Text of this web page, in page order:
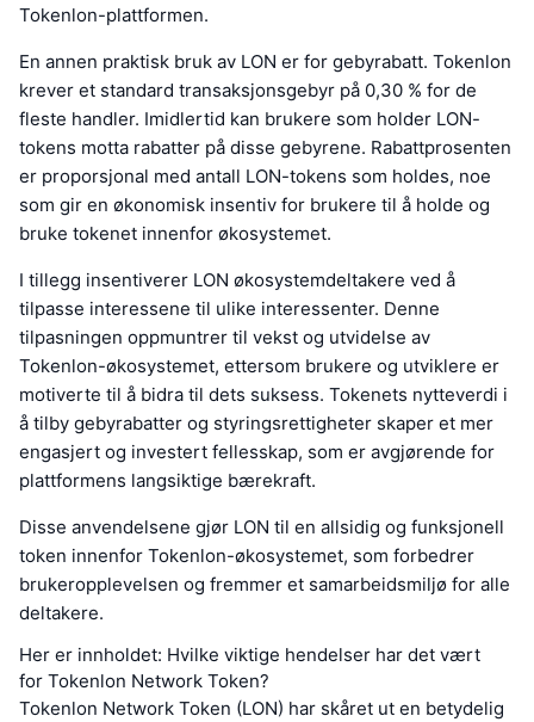
Tokenlon-plattformen.
En annen praktisk bruk av LON er for gebyrabatt. Tokenlon
krever et standard transaksjonsgebyr på 0,30 % for de
fleste handler. Imidlertid kan brukere som holder LON-
tokens motta rabatter på disse gebyrene. Rabattprosenten
er proporsjonal med antall LON-tokens som holdes, noe
som gir en økonomisk insentiv for brukere til å holde og
bruke tokenet innenfor økosystemet.
I tillegg insentiverer LON økosystemdeltakere ved å
tilpasse interessene til ulike interessenter. Denne
tilpasningen oppmuntrer til vekst og utvidelse av
Tokenlon-økosystemet, ettersom brukere og utviklere er
motiverte til å bidra til dets suksess. Tokenets nytteverdi i
å tilby gebyrabatter og styringsrettigheter skaper et mer
engasjert og investert fellesskap, som er avgjørende for
plattformens langsiktige bærekraft.
Disse anvendelsene gjør LON til en allsidig og funksjonell
token innenfor Tokenlon-økosystemet, som forbedrer
brukeropplevelsen og fremmer et samarbeidsmiljø for alle
deltakere.
Her er innholdet: Hvilke viktige hendelser har det vært
for Tokenlon Network Token?
Tokenlon Network Token (LON) har skåret ut en betydelig